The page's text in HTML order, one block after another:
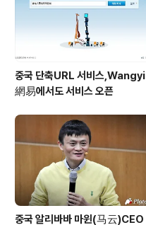
중국 단축URL 서비스,Wangyi
網易에서도 서비스 오픈
중국 알리바바 마윈(马云)CEO